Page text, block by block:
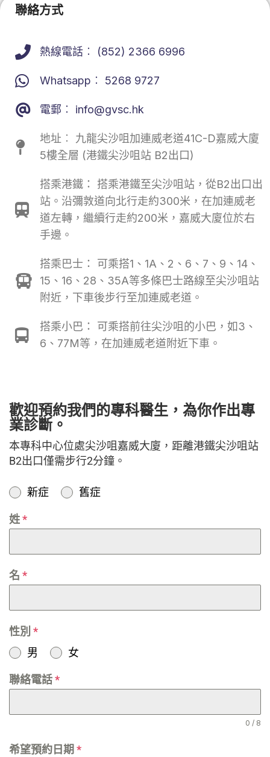
聯絡方式
熱線電話︰ (852) 2366 6996
Whatsapp︰ 5268 9727
電郵︰ info@gvsc.hk
地址︰ 九龍尖沙咀加連威老道41C-D嘉威大廈
5樓全層 (港鐵尖沙咀站 B2出口)
搭乘港鐵： 搭乘港鐵至尖沙咀站，從B2出口出
站。沿彌敦道向北行走約300米，在加連威老
道左轉，繼續行走約200米，嘉威大廈位於右
手邊。
搭乘巴士： 可乘搭1、1A、2、6、7、9、14、
15、16、28、35A等多條巴士路線至尖沙咀站
附近，下車後步行至加連威老道。
搭乘小巴： 可乘搭前往尖沙咀的小巴，如3、
6、77M等，在加連威老道附近下車。
歡迎預約我們的專科醫生，為你作出專
業診斷。
本專科中心位處尖沙咀嘉威大廈，距離港鐵尖沙咀站
B2出口僅需步行2分鐘。
新症 舊症
姓*
名 *
性別 *
男
女
聯絡電話*
0 / 8
希望預約日期 *